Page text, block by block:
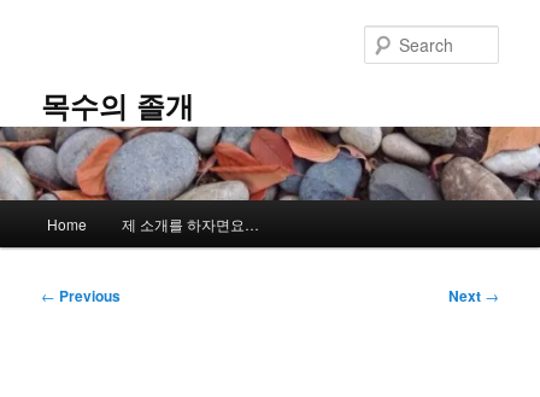
content목수의 졸개
Home 제 소개를 하자면요…
Post
← Previous Next →